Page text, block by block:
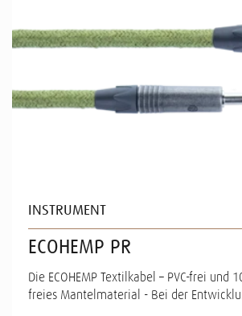
INSTRUMENT
ECOHEMP PR
Die ECOHEMP Textilkabel – PVC-frei und
freies Mantelmaterial - Bei der